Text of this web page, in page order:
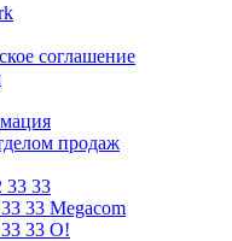
соглашение
продаж
33 33
33 Megacom
33 O!